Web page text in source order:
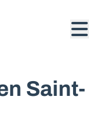
Saint-